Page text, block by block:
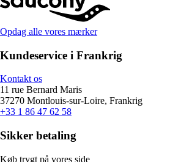
Opdag alle vores mærker
Kundeservice i Frankrig
Kontakt os
11 rue Bernard Maris
37270 Montlouis-sur-Loire, Frankrig
+33 1 86 47 62 58
Sikker betaling
Køb trygt på vores side